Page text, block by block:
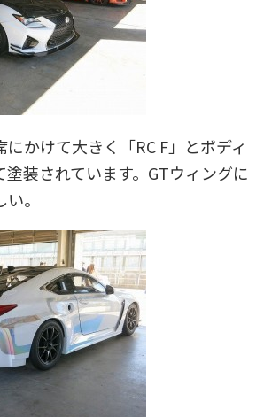
かけて大きく「RC F」とボディ
装されています。GTウィングに
。